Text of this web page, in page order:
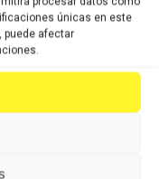
únicas en este
puede afectar
Comprar